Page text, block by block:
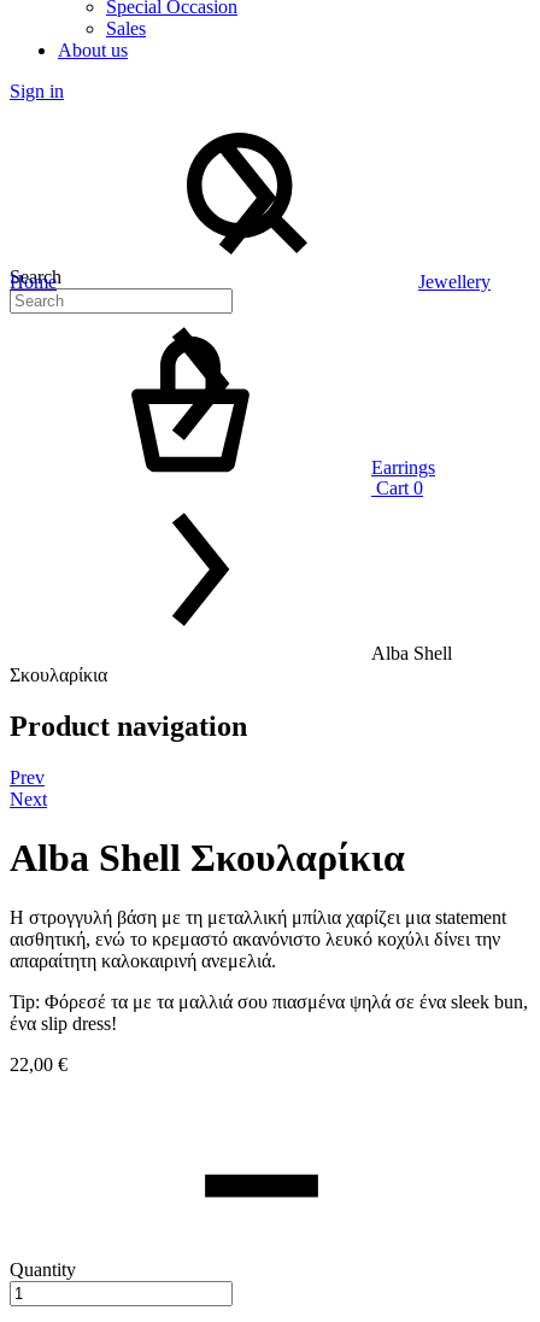
Special Occasion
Sales
About us
Sign in
Search
Cart 0
Home Jewellery
Earrings
Alba Shell
Σκουλαρίκια
Product navigation
Prev
Next
Alba Shell Σκουλαρίκια
Η στρογγυλή βάση με τη μεταλλική μπίλια χαρίζει μια statement
αισθητική, ενώ το κρεμαστό ακανόνιστο λευκό κοχύλι δίνει την
απαραίτητη καλοκαιρινή ανεμελιά.
Tip: Φόρεσέ τα με τα μαλλιά σου πιασμένα ψηλά σε ένα sleek bun,
ένα slip dress!
22,00 €
Quantity